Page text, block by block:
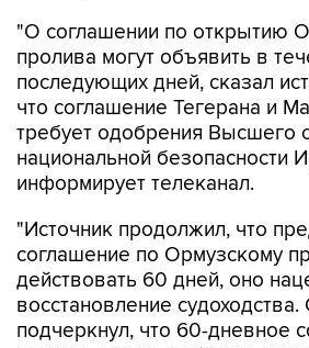
"О соглашении по открытию
пролива могут объявить в
последующих дней, сказал
что соглашение Тегерана и
требует одобрения Высшего
национальной безопасности
информирует телеканал.
"Источник продолжил, что
соглашение по Ормузскому
действовать 60 дней, оно
восстановление
подчеркнул, что 60-дневное